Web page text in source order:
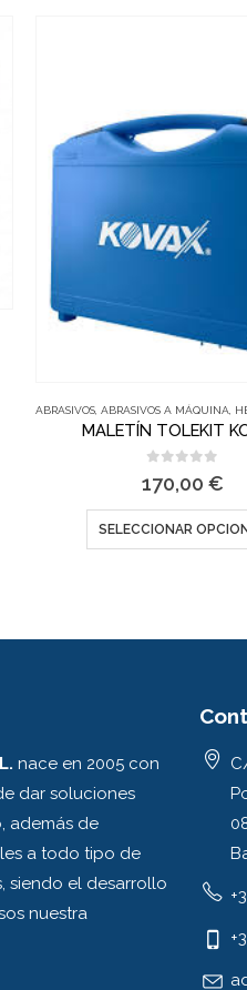
ABRASIVOS ABRASIVOS A MÁQUINA
MALETÍN TOLEKIT
out of 5
170,00 €
SELECCIONAR
nace en 2005 con
dar soluciones
además de
a todo tipo de
siendo el desarrollo
nuestra